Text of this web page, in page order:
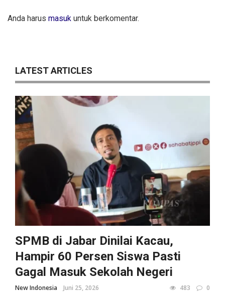
Anda harus masuk untuk berkomentar.
LATEST ARTICLES
SPMB di Jabar Dinilai Kacau,
Hampir 60 Persen Siswa Pasti
Gagal Masuk Sekolah Negeri
New Indonesia Juni 25, 2026 483 0